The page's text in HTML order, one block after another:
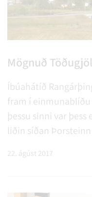
Mögnuð
Íbúahátíð
fram í einmunablíðu
þessu sinni var
liðin síðan
hann kallaði Hellu
Töðugjaldanna
22. ágúst 2017